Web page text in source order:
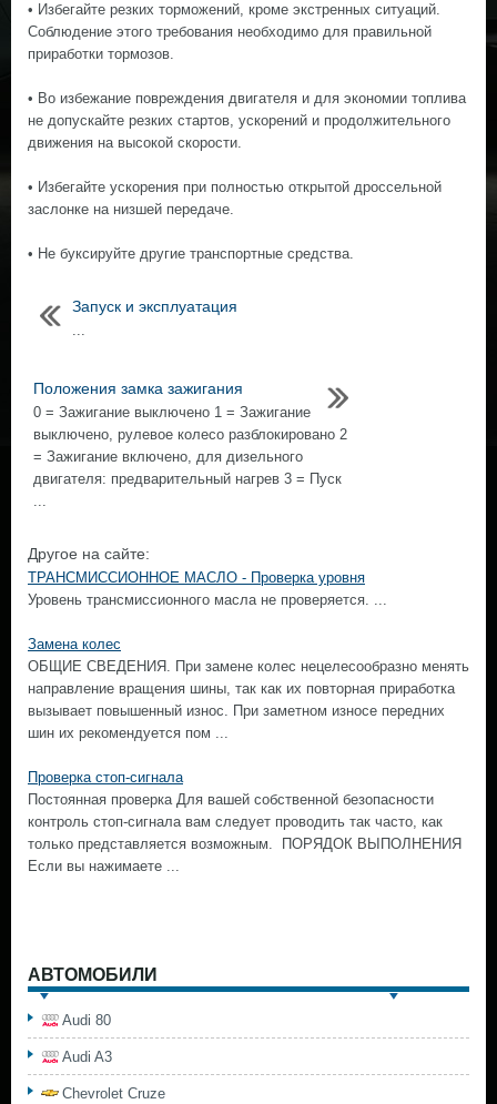
• Избегайте резких торможений, кроме экстренных ситуаций.
Соблюдение этого требования необходимо для правильной
приработки тормозов.
• Во избежание повреждения двигателя и для экономии топлива
не допускайте резких стартов, ускорений и продолжительного
движения на высокой скорости.
• Избегайте ускорения при полностью открытой дроссельной
заслонке на низшей передаче.
• Не буксируйте другие транспортные средства.
Запуск и эксплуатация
...
Положения замка зажигания
0 = Зажигание выключено 1 = Зажигание
выключено, рулевое колесо разблокировано 2
= Зажигание включено, для дизельного
двигателя: предварительный нагрев 3 = Пуск
...
Другое на сайте:
ТРАНСМИССИОННОЕ МАСЛО - Проверка уровня
Уровень трансмиссионного масла не проверяется. ...
Замена колес
ОБЩИЕ СВЕДЕНИЯ. При замене колес нецелесообразно менять
направление вращения шины, так как их повторная приработка
вызывает повышенный износ. При заметном износе передних
шин их рекомендуется пом ...
Проверка стоп-сигнала
Постоянная проверка Для вашей собственной безопасности
контроль стоп-сигнала вам следует проводить так часто, как
только представляется возможным. ПОРЯДОК ВЫПОЛНЕНИЯ
Если вы нажимаете ...
АВТОМОБИЛИ
Audi 80
Audi A3
Chevrolet Cruze